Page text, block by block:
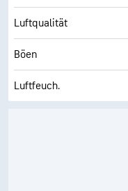
Luftqualität
Böen
Luftfeuch.